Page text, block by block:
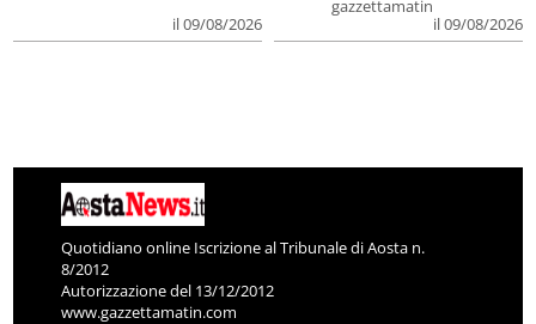
il 09/08/2026
gazzettamatin
il 09/08/2026
Quotidiano online Iscrizione al Tribunale di Aosta n.
8/2012
Autorizzazione del 13/12/2012
www.gazzettamatin.com